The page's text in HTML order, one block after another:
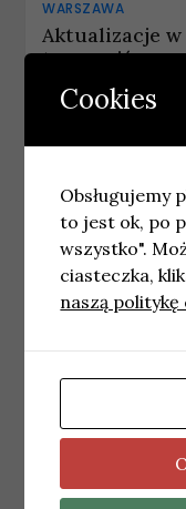
WARSZAWA
Aktualizacje
tramwajów
18 maja, 2026
WARSZAWA
Najnowsze
Wtorek
Cookies
Obsługujemy
to jest ok, po
wszystko".
ciasteczka,
naszą politykę